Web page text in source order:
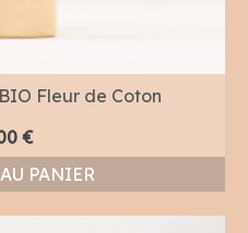
Fleur de Coton
€
PANIER